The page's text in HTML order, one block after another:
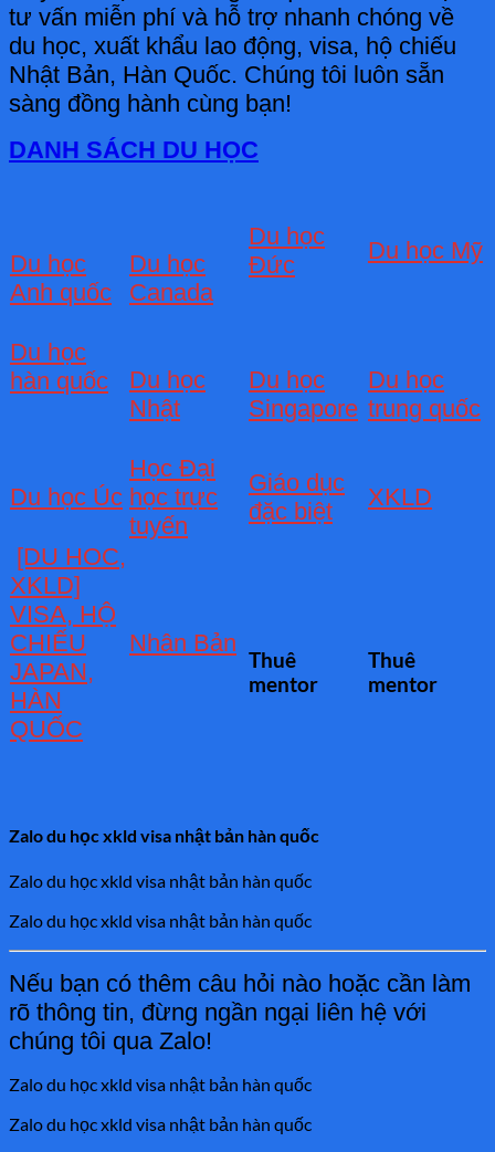
tư vấn miễn phí và hỗ trợ nhanh chóng về
du học, xuất khẩu lao động, visa, hộ chiếu
Nhật Bản, Hàn Quốc. Chúng tôi luôn sẵn
sàng đồng hành cùng bạn!
DANH SÁCH DU HỌC
Du học
Anh quốc
Du học
Canada
Du học
Đức
Du học Mỹ
Du học
hàn quốc
Du học
Nhật
Du học
Singapore
Du học
trung quốc
Du học Úc
Học Đại
học trực
tuyến
Giáo dục
đặc biệt
XKLD
[DU HOC,
XKLD]
VISA, HỘ
CHIẾU
JAPAN,
HÀN
QUỐC
Nhân Bản
Thuê
mentor
Thuê
mentor
Zalo du học xkld visa nhật bản hàn quốc
Zalo du học xkld visa nhật bản hàn quốc
Zalo du học xkld visa nhật bản hàn quốc
Nếu bạn có thêm câu hỏi nào hoặc cần làm
rõ thông tin, đừng ngần ngại liên hệ với
chúng tôi qua Zalo!
Zalo du học xkld visa nhật bản hàn quốc
Zalo du học xkld visa nhật bản hàn quốc